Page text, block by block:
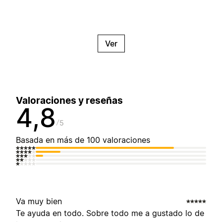
Ver
Valoraciones y reseñas
4,8 5
Basada en más de 100 valoraciones
Va muy bien
Te ayuda en todo. Sobre todo me a gustado lo de